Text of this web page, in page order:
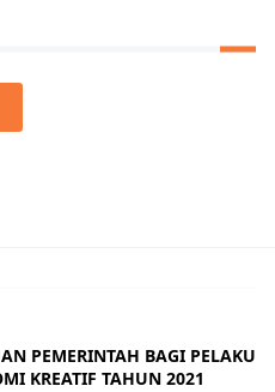
PEMERINTAH BAGI PELAKU
KREATIF TAHUN 2021